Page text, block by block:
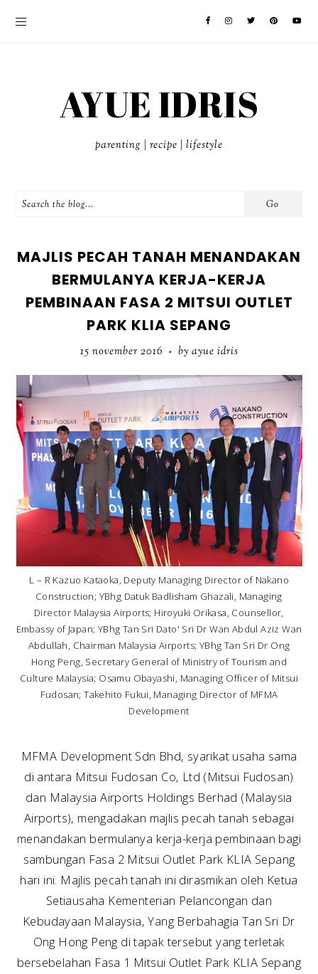
AYUE IDRIS
parenting | recipe | lifestyle
MAJLIS PECAH TANAH MENANDAKAN
BERMULANYA KERJA-KERJA
PEMBINAAN FASA 2 MITSUI OUTLET
PARK KLIA SEPANG
15 november 2016 • by ayue idris
L – R Kazuo Kataoka, Deputy Managing Director of Nakano
Construction; YBhg Datuk Badlisham Ghazali, Managing
Director Malaysia Airports; Hiroyuki Orikasa, Counsellor,
Embassy of Japan; YBhg Tan Sri Dato' Sri Dr Wan Abdul Aziz Wan
Abdullah, Chairman Malaysia Airports; YBhg Tan Sri Dr Ong
Hong Peng, Secretary General of Ministry of Tourism and
Culture Malaysia; Osamu Obayashi, Managing Officer of Mitsui
Fudosan; Takehito Fukui, Managing Director of MFMA
Development
MFMA Development Sdn Bhd, syarikat usaha sama
di antara Mitsui Fudosan Co, Ltd (Mitsui Fudosan)
dan Malaysia Airports Holdings Berhad (Malaysia
Airports), mengadakan majlis pecah tanah sebagai
menandakan bermulanya kerja-kerja pembinaan bagi
sambungan Fasa 2 Mitsui Outlet Park KLIA Sepang
hari ini. Majlis pecah tanah ini dirasmikan oleh Ketua
Setiausaha Kementerian Pelancongan dan
Kebudayaan Malaysia, Yang Berbahagia Tan Sri Dr
Ong Hong Peng di tapak tersebut yang terletak
bersebelahan Fasa 1 Mitsui Outlet Park KLIA Sepang